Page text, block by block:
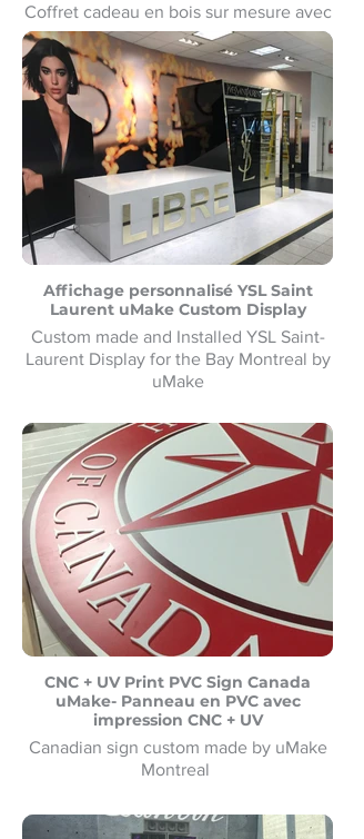
Coffret cadeau en bois sur mesure avec
impression UV pour Feist. Fabriqué par
uMake Montréal
Affichage personnalisé YSL Saint
Laurent uMake Custom Display
Custom made and Installed YSL Saint-
Laurent Display for the Bay Montreal by
uMake
Présentoir YSL Saint-Laurent sur mesure
et installé pour la Baie de Montréal par
uMake
CNC + UV Print PVC Sign Canada
uMake- Panneau en PVC avec
impression CNC + UV
Canadian sign custom made by uMake
Montreal